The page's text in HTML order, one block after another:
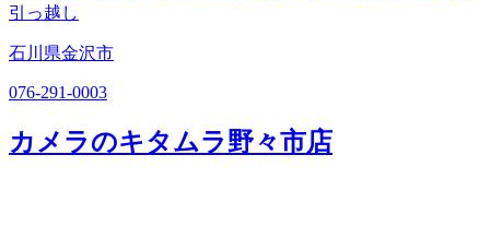
引っ越し
石川県金沢市
076-291-0003
カメラのキタムラ野々市店